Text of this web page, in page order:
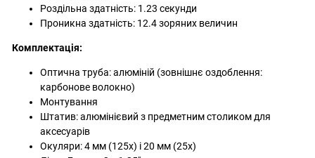
Роздільна здатність: 1.23 секунди
Проникна здатність: 12.4 зоряних величин
Комплектація:
Оптична труба: алюміній (зовнішнє оздоблення:
карбонове волокно)
Монтування
Штатив: алюмінієвий з предметним столиком для
аксесуарів
Окуляри: 4 мм (125x) і 20 мм (25x)